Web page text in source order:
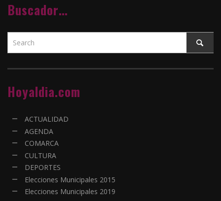
Buscador…
Hoyaldia.com
ACTUALIDAD
AGENDA
COMARCA
CULTURA
DEPORTES
Elecciones Municipales 2015
Elecciones Municipales 2019